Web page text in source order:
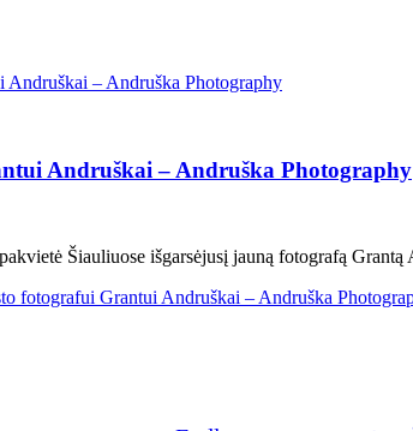
Andruškai – Andruška Photography
Šiauliuose išgarsėjusį jauną fotografą
fotografui Grantui Andruškai – Andruška